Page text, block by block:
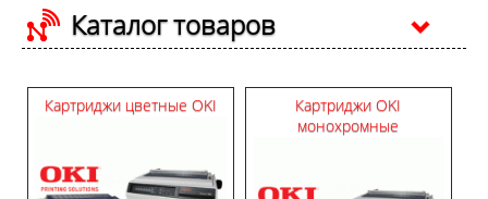
Каталог товаров
Картриджи цветные OKI
Картриджи OKI
монохромные